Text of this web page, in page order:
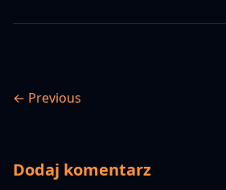
← Previous
Dodaj komentarz